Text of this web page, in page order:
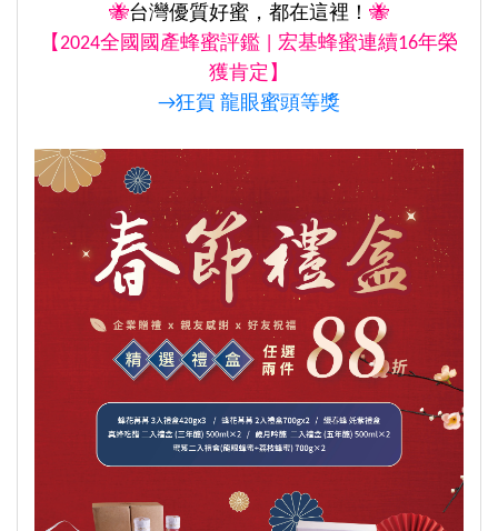
🐝台灣優質好蜜，都在這裡！ 🐝
【2024全國國產蜂蜜評鑑 | 宏基蜂蜜連續16年榮
獲肯定】
→狂賀 龍眼蜜頭等獎